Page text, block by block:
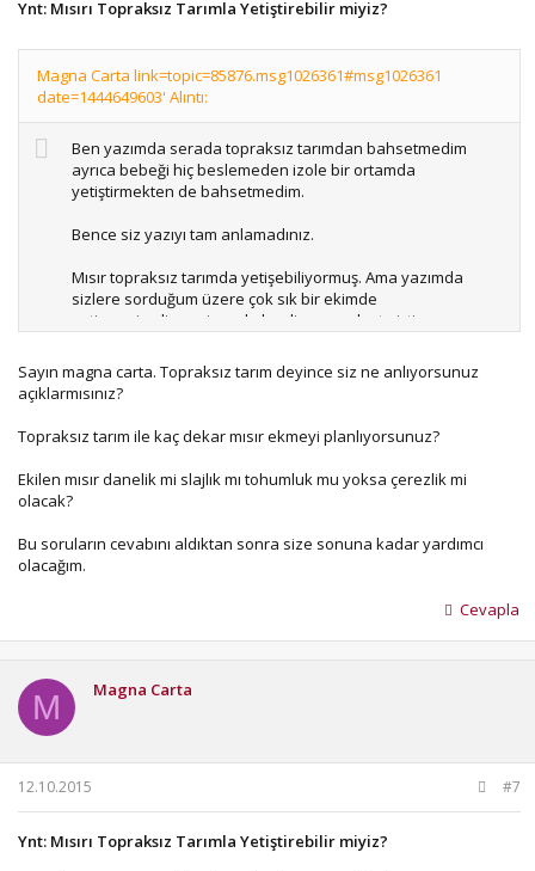
Ynt: Mısırı Topraksız Tarımla Yetiştirebilir miyiz?
Magna Carta link=topic=85876.msg1026361#msg1026361
date=1444649603' Alıntı:
Ben yazımda serada topraksız tarımdan bahsetmedim
ayrıca bebeği hiç beslemeden izole bir ortamda
yetiştirmekten de bahsetmedim.
Bence siz yazıyı tam anlamadınız.
Mısır topraksız tarımda yetişebiliyormuş. Ama yazımda
sizlere sorduğum üzere çok sık bir ekimde
yetişmesi,gelişmesi nasıl olur diye merak etmiştim.
Anlayacağınız üzere birim alandan çok daha fazla ürün
yetiştirmekten bahsediyorum.
Sayın magna carta. Topraksız tarım deyince siz ne anlıyorsunuz
açıklarmısınız?
Topraksız tarım ile kaç dekar mısır ekmeyi planlıyorsunuz?
Ekilen mısır danelik mi slajlık mı tohumluk mu yoksa çerezlik mi
olacak?
Bu soruların cevabını aldıktan sonra size sonuna kadar yardımcı
olacağım.
Cevapla
M Magna Carta
12.10.2015 #7
Ynt: Mısırı Topraksız Tarımla Yetiştirebilir miyiz?